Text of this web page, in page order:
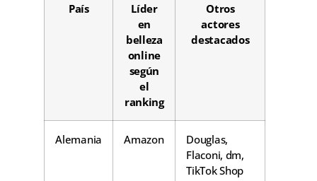
País
Líder
en
belleza
online
según
el
ranking
Otros
actores
destacados
Alemania Amazon
Douglas,
Flaconi, dm,
TikTok Shop